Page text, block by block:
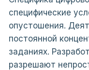
специфические
опустошения.
постоянной
заданиях.
разрешают